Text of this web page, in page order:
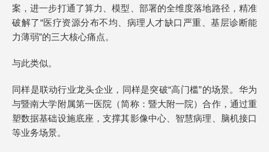
案，进一步打通了算力、模型、部署的全维度落地路径，精准
破解了“医疗资源分布不均、病理人才缺口严重、基层诊断能
力薄弱”的三大核心痛点。
与此类似。
同样是联动行业龙头企业，同样是突破“高门槛”的场景。华为
与暨南大学附属第一医院（简称：暨大附一院）合作，通过重
塑数据基础设施底座，支撑其影像中心、智慧病理、脑机接口
等业务场景。